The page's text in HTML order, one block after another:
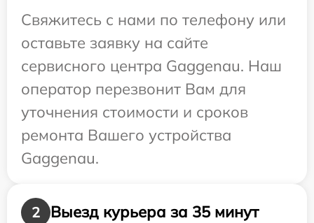
Свяжитесь с нами по телефону или
оставьте заявку на сайте
сервисного центра Gaggenau. Наш
оператор перезвонит Вам для
уточнения стоимости и сроков
ремонта Вашего устройства
Gaggenau.
2
Выезд курьера за 35 минут